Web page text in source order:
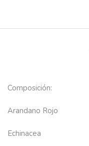
Composición:
Arandano Rojo
Echinacea